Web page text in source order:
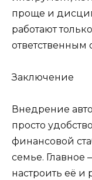
проще и
работают
Заключение
Внедрение
просто
финансовой
семье. Главное
настроить её и